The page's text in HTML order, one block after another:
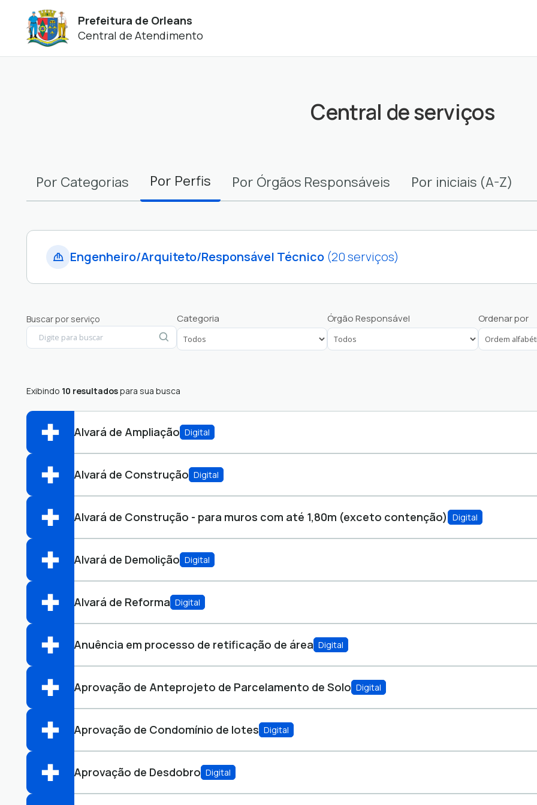
Prefeitura de Orleans
Central de Atendimento
Central de serviços
Por Categorias Por Perfis Por Órgãos Responsáveis Por iniciais (A-Z)
Engenheiro/Arquiteto/Responsável Técnico (20 serviços)
Empresa
Buscar por serviço Categoria Órgão Responsável Ordenar por
Exibindo 10 resultadospara sua busca
Alvará de Ampliação Digital
Abrir online > Via protocolo 1Doc
Perfis:
Alvará de Construção Digital
Abrir online > Via protocolo 1Doc
Perfis:
Alvará de Construção - para muros com até 1,80m (exceto contenção) Digital
Abrir online > Via protocolo 1Doc
Perfis:
Alvará de Demolição Digital
Abrir online > Via protocolo 1Doc
Perfis:
Alvará de Reforma Digital
Abrir online > Via protocolo 1Doc
Perfis:
Anuência em processo de retificação de área Digital
Abrir online > Via protocolo 1Doc
Perfis:
Aprovação de Anteprojeto de Parcelamento de Solo Digital
Abrir online > Via protocolo 1Doc
Perfis:
Aprovação de Condomínio de lotes Digital
Abrir online > Via protocolo 1Doc
Perfis:
Aprovação de Desdobro Digital